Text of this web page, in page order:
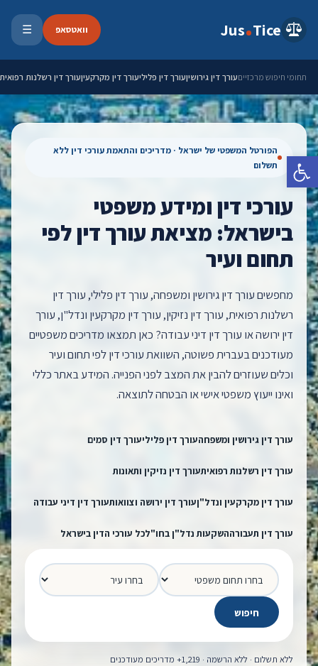
פתח סרגל נגישות
Jus Tice וואטסאפ ☰
תחומי חיפוש מרכזייםעורך דין גירושיןעורך דין פליליעורך דין מקרקעיןעורך דין רשלנות רפואית
הפורטל המשפטי של ישראל · מדריכים והתאמת עורכי דין ללא
תשלום
עורכי דין ומידע משפטי
בישראל: מציאת עורך דין לפי
תחום ועיר
מחפשים עורך דין גירושין ומשפחה, עורך דין פלילי, עורך דין
רשלנות רפואית, עורך דין נזיקין, עורך דין מקרקעין ונדל"ן, עורך
דין ירושה או עורך דין דיני עבודה? כאן תמצאו מדריכים משפטיים
מעודכנים בעברית פשוטה, השוואת עורכי דין לפי תחום ועיר
וכלים שעוזרים להבין את המצב לפני הפנייה. המידע באתר כללי
ואינו ייעוץ משפטי אישי או הבטחה לתוצאה.
עורך דין גירושין ומשפחהעורך דין פליליעורך דין סמים
עורך דין רשלנות רפואיתעורך דין נזיקין ותאונות
עורך דין מקרקעין ונדל"ןעורך דין ירושה וצוואותעורך דין דיני עבודה
עורך דין תעבורההשקעות נדל"ן בחו"לכל עורכי הדין בישראל
תחום משפטי
עיר
חיפוש
ללא תשלום · ללא הרשמה · 1,219+ מדריכים מעודכנים